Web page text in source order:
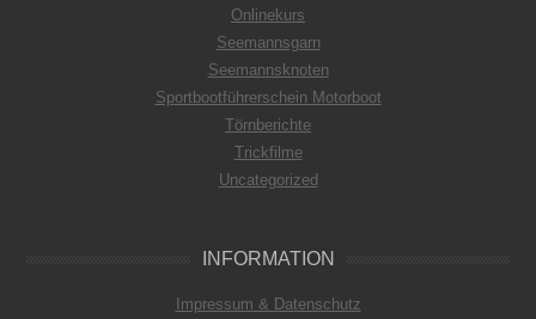
Onlinekurs
Seemannsgarn
Seemannsknoten
Sportbootführerschein Motorboot
Törnberichte
Trickfilme
Uncategorized
INFORMATION
Impressum & Datenschutz